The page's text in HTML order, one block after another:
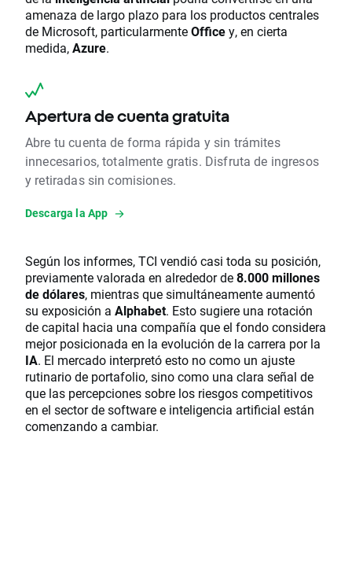
amenaza de largo plazo para los productos centrales
de Microsoft, particularmenteOfficey, en cierta
medida,Azure.
Apertura de cuenta gratuita
Abre tu cuenta de forma rápida y sin trámites
innecesarios, totalmente gratis. Disfruta de ingresos
y retiradas sin comisiones.
Descarga la App
Según los informes, TCI vendió casi toda su posición,
previamente valorada en alrededor de8.000 millones
de dólares, mientras que simultáneamente aumentó
su exposición a Alphabet. Esto sugiere una rotación
de capital hacia una compañía que el fondo considera
mejor posicionada en la evolución de la carrera por la
IA. El mercado interpretó esto no como un ajuste
rutinario de portafolio, sino como una clara señal de
que las percepciones sobre los riesgos competitivos
en el sector de software e inteligencia artificial están
comenzando a cambiar.